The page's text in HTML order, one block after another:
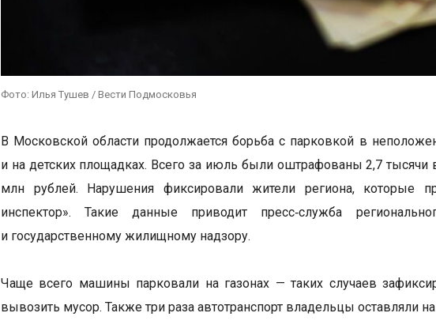
Фото: Илья Тушев / Вести Подмосковья
В Московской области продолжается борьба с парковкой в
и на детских площадках. Всего за июль были оштрафованы 2,7
млн рублей. Нарушения фиксировали жители региона, которые
инспектор». Такие данные приводит пресс‑служба
и государственному жилищному надзору.
Чаще всего машины парковали на газонах — таких случаев
вывозить мусор. Также три раза автотранспорт владельцы оставляли